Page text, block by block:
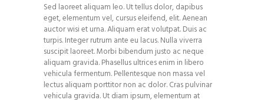
Sed laoreet aliquam leo. Ut tellus dolor, dapibus
eget, elementum vel, cursus eleifend, elit. Aenean
auctor wisi et urna. Aliquam erat volutpat. Duis ac
turpis. Integer rutrum ante eu lacus. Nulla viverra
suscipit laoreet. Morbi bibendum justo ac neque
aliquam gravida. Phasellus ultrices enim in libero
vehicula fermentum. Pellentesque non massa vel
lectus aliquam porttitor non ac dolor. Cras pulvinar
vehicula gravida. Ut diam ipsum, elementum at